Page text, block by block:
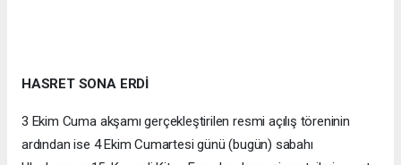
HASRET SONA ERDİ
3 Ekim Cuma akşamı gerçekleştirilen resmi açılış töreninin
ardından ise 4 Ekim Cumartesi günü (bugün) sabahı